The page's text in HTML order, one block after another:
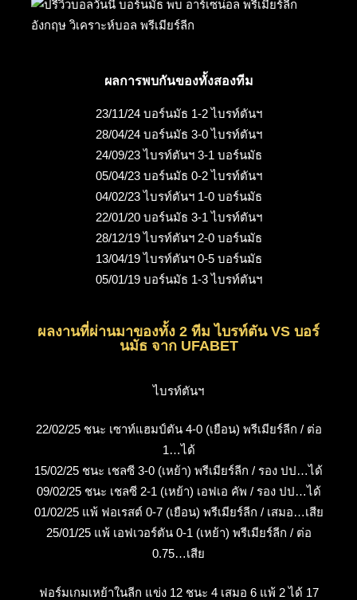
ผลการพบกันของทั้งสองทีม
23/11/24 บอร์นมัธ 1-2 ไบรท์ตันฯ
28/04/24 บอร์นมัธ 3-0 ไบรท์ตันฯ
24/09/23 ไบรท์ตันฯ 3-1 บอร์นมัธ
05/04/23 บอร์นมัธ 0-2 ไบรท์ตันฯ
04/02/23 ไบรท์ตันฯ 1-0 บอร์นมัธ
22/01/20 บอร์นมัธ 3-1 ไบรท์ตันฯ
28/12/19 ไบรท์ตันฯ 2-0 บอร์นมัธ
13/04/19 ไบรท์ตันฯ 0-5 บอร์นมัธ
05/01/19 บอร์นมัธ 1-3 ไบรท์ตันฯ
ผลงานที่ผ่านมาของทั้ง 2 ทีม ไบรท์ตัน VS บอร์
นมัธ จาก UFABET
ไบรท์ตันฯ
22/02/25 ชนะ เซาท์แฮมป์ตัน 4-0 (เยือน) พรีเมียร์ลีก / ต่อ
1…ได้
15/02/25 ชนะ เชลซี 3-0 (เหย้า) พรีเมียร์ลีก / รอง ปป…ได้
09/02/25 ชนะ เชลซี 2-1 (เหย้า) เอฟเอ คัพ / รอง ปป…ได้
01/02/25 แพ้ ฟอเรสต์ 0-7 (เยือน) พรีเมียร์ลีก / เสมอ…เสีย
25/01/25 แพ้ เอฟเวอร์ตัน 0-1 (เหย้า) พรีเมียร์ลีก / ต่อ
0.75…เสีย
ฟอร์มเกมเหย้าในลีก แข่ง 12 ชนะ 4 เสมอ 6 แพ้ 2 ได้ 17